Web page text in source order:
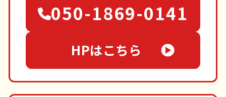
050-1869-0141
HPはこちら